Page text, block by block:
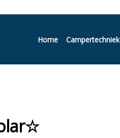
Home Campertechniek